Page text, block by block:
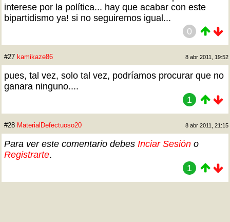
interese por la política... hay que acabar con este
bipartidismo ya! si no seguiremos igual...
0
#27 kamikaze86 8 abr 2011, 19:52
pues, tal vez, solo tal vez, podríamos procurar que no
ganara ninguno....
1
#28 MaterialDefectuoso20 8 abr 2011, 21:15
Para ver este comentario debes Inciar Sesión o
Registrarte.
1